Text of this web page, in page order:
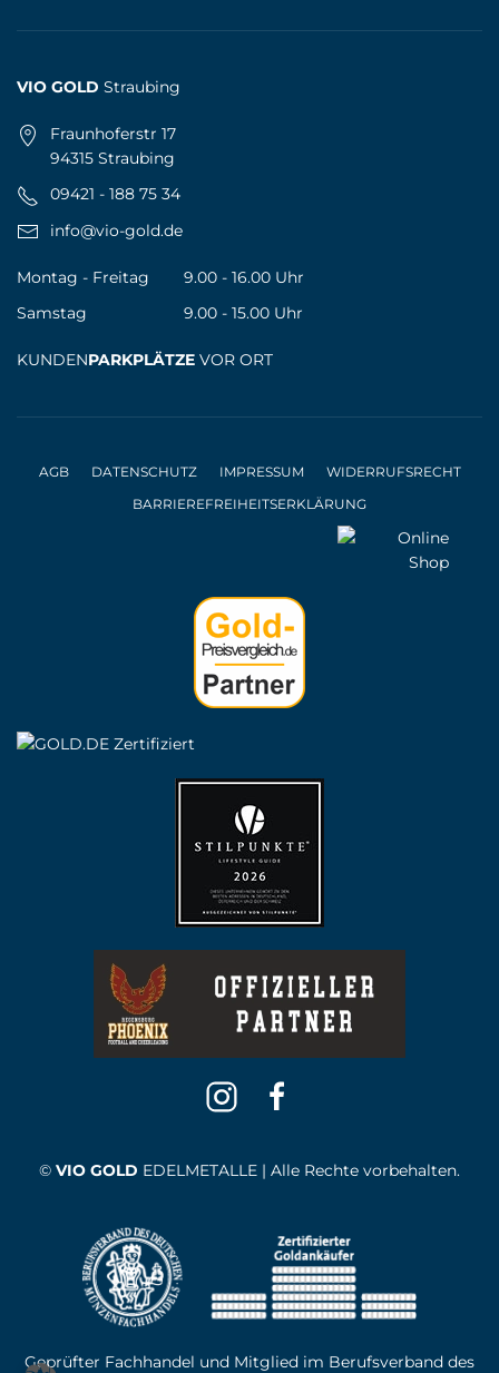
VIO GOLD Straubing
Fraunhoferstr 17
94315 Straubing
09421 - 188 75 34
info@vio-gold.de
Montag - Freitag
9.00 - 16.00 Uhr
Samstag
9.00 - 15.00 Uhr
KUNDENPARKPLÄTZE VOR ORT
AGB DATENSCHUTZ IMPRESSUM
WIDERRUFSRECHT
BARRIEREFREIHEITSERKLÄRUNG
© VIO GOLD EDELMETALLE | Alle Rechte vorbehalten.
Geprüfter Fachhandel und Mitglied im Berufsverband des